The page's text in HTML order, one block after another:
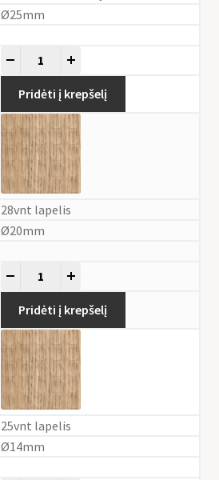
Ø25mm
Pridėti į krepšelį
28vnt lapelis
Ø20mm
Pridėti į krepšelį
25vnt lapelis
Ø14mm